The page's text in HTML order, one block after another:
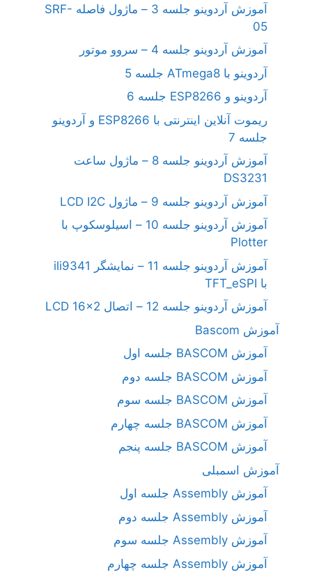
آموزش آردوینو جلسه 3 – ماژول فاصله SRF-
05
آموزش آردوینو جلسه 4 – سروو موتور
آردوینو با ATmega8 جلسه 5
آردوینو و ESP8266 جلسه 6
ریموت آنلاین اینترنتی با ESP8266 و آردوینو
جلسه 7
آموزش آردوینو جلسه 8 – ماژول ساعت
DS3231
آموزش آردوینو جلسه 9 – ماژول LCD I2C
آموزش آردوینو جلسه 10 – اسیلوسکوپ با
Plotter
آموزش آردوینو جلسه 11 – نمایشگر ili9341
با TFT_eSPI
آموزش آردوینو جلسه 12 – اتصال LCD 16×2
آموزش Bascom
آموزش BASCOM جلسه اول
آموزش BASCOM جلسه دوم
آموزش BASCOM جلسه سوم
آموزش BASCOM جلسه چهارم
آموزش BASCOM جلسه پنجم
آموزش اسمبلی
آموزش Assembly جلسه اول
آموزش Assembly جلسه دوم
آموزش Assembly جلسه سوم
آموزش Assembly جلسه چهارم